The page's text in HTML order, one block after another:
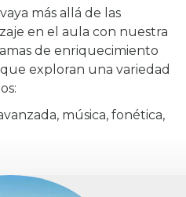
más allá de las
en el aula con nuestra
de enriquecimiento
exploran una variedad
música, fonética,